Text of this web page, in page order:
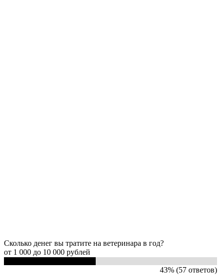
Сколько денег вы тратите на ветеринара в год?
от 1 000 до 10 000 рублей
43% (57 ответов)